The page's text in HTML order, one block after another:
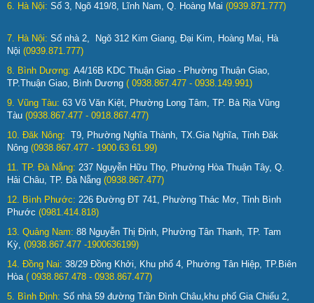
6. Hà Nội: Số 3, Ngõ 419/8, Lĩnh Nam, Q. Hoàng Mai (0939.871.777)
7. Hà Nội: Số nhà 2, Ngõ 312 Kim Giang, Đại Kim, Hoàng Mai, Hà
Nội (0939.871.777)
8. Bình Dương: A4/16B KDC Thuận Giao - Phường Thuận Giao,
TP.Thuận Giao, Bình Dương ( 0938.867.477 - 0938.149.991)
9. Vũng Tàu: 63 Võ Văn Kiệt, Phường Long Tâm, TP. Bà Rịa Vũng
Tàu (0938.867.477 - 0918.867.477)
10. Đăk Nông: T9, Phường Nghĩa Thành, TX.Gia Nghĩa, Tỉnh Đăk
Nông (0938.867.477 - 1900.63.61.99)
11. TP. Đà Nẵng: 237 Nguyễn Hữu Thọ, Phường Hòa Thuận Tây, Q.
Hải Châu, TP. Đà Nẵng (0938.867.477)
12. Bình Phước: 226 Đường ĐT 741, Phường Thác Mơ, Tỉnh Bình
Phước (0981.414.818)
13. Quảng Nam: 88 Nguyễn Thị Định, Phường Tân Thanh, TP. Tam
Kỳ, (0938.867.477 -1900636199)
14. Đồng Nai: 38/29 Đồng Khởi, Khu phố 4, Phường Tân Hiệp, TP.Biên
Hòa ( 0938.867.478 - 0938.867.477)
5. Bình Định: Số nhà 59 đường Trần Đình Châu,khu phố Gia Chiểu 2,